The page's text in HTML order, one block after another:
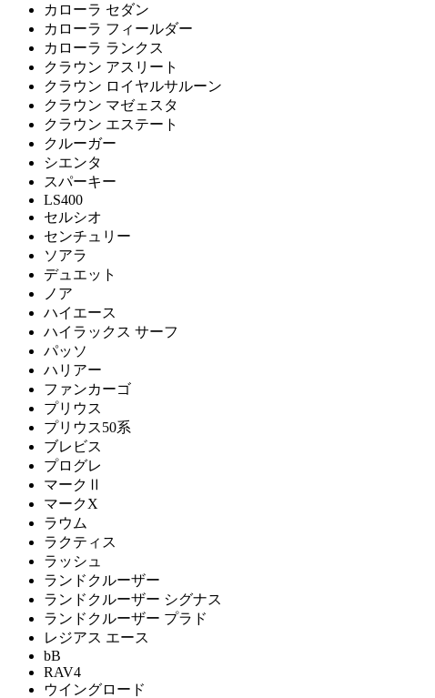
カローラ セダン
カローラ フィールダー
カローラ ランクス
クラウン アスリート
クラウン ロイヤルサルーン
クラウン マゼェスタ
クラウン エステート
クルーガー
シエンタ
スパーキー
LS400
セルシオ
センチュリー
ソアラ
デュエット
ノア
ハイエース
ハイラックス サーフ
パッソ
ハリアー
ファンカーゴ
プリウス
プリウス50系
ブレビス
プログレ
マークⅡ
マークX
ラウム
ラクティス
ラッシュ
ランドクルーザー
ランドクルーザー シグナス
ランドクルーザー プラド
レジアス エース
bB
RAV4
ウイングロード